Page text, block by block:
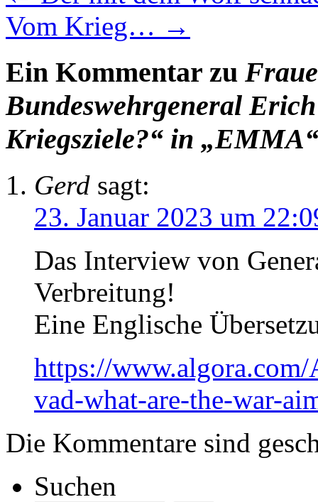
Vom Krieg… →
Ein Kommentar zu
Bundeswehrgeneral
Kriegsziele?“ in „EMMA“
Gerd sagt:
23. Januar 2023 um
Das Interview von
Verbreitung!
Eine Englische
https://
vad-what-are-the-war-
Die Kommentare sind
Suchen